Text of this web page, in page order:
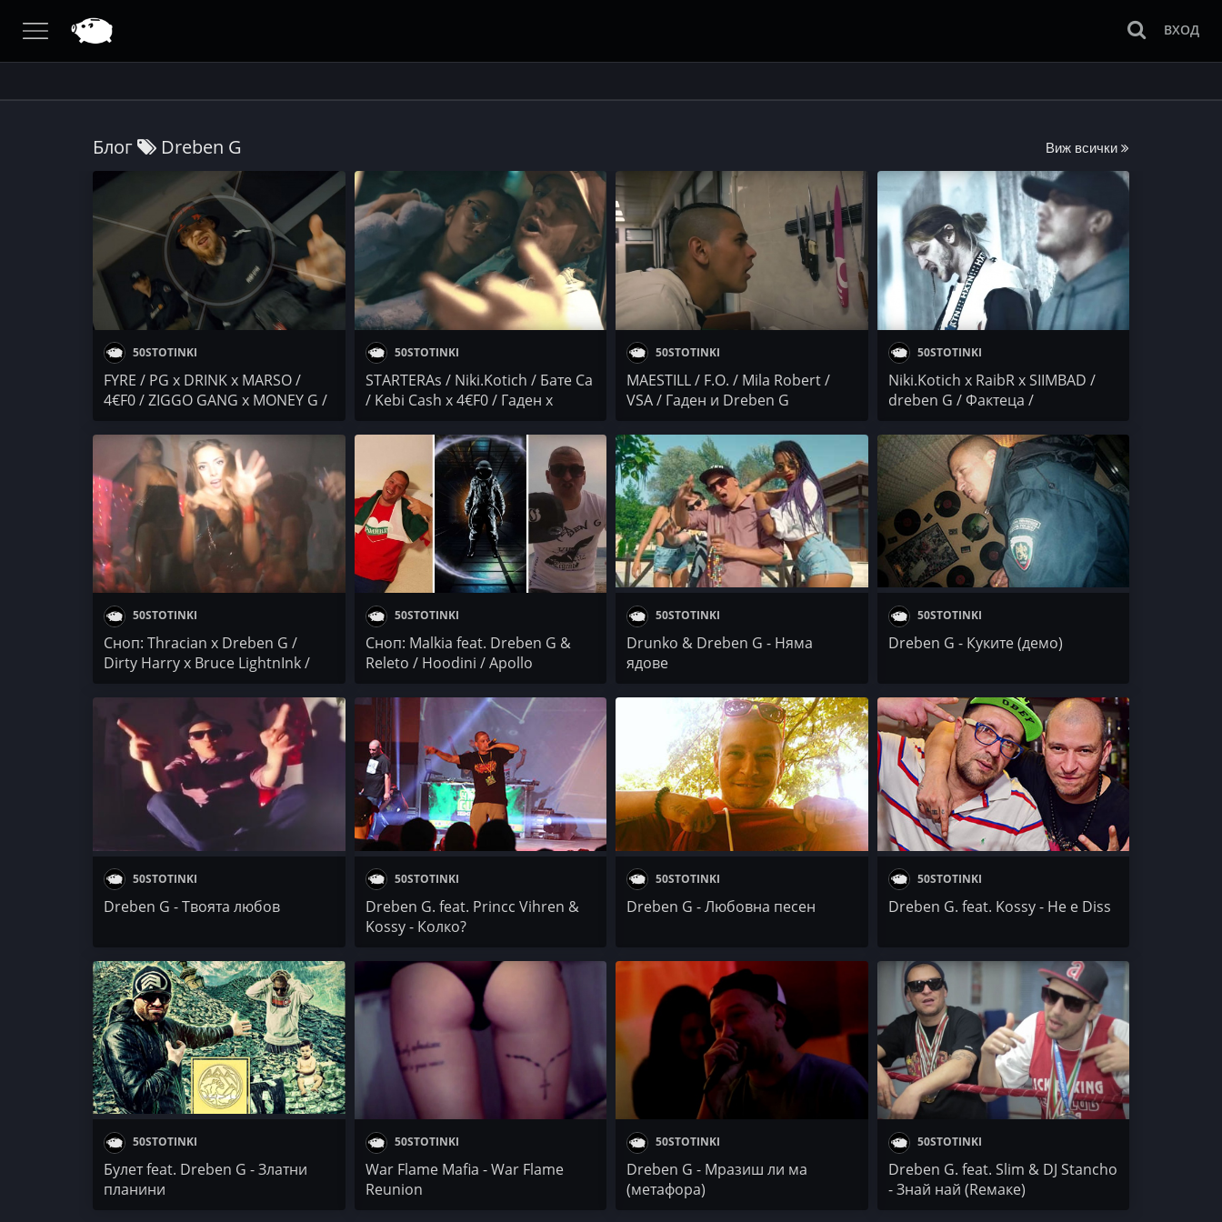
ВХОД
Блог Dreben G Виж всички
50STOTINKI
FYRE / PG x DRINK x MARSO /
4€F0 / ZIGGO GANG x MONEY G /
Da Bruno / Dreben G x Gama
Sound x Asq
50STOTINKI
STARTERAs / Niki.Kotich / Бате Са
/ Kebi Cash x 4€F0 / Гаден x
50STOTINKI
MAESTILL / F.O. / Mila Robert /
VSA / Гаден и Dreben G
50STOTINKI
Niki.Kotich x RaibR x SIIMBAD /
dreben G / Фактеца /
50STOTINKI
Сноп: Thracian x Dreben G /
Dirty Harry x Bruce LightnInk /
50STOTINKI
Сноп: Malkia fеаt. Dreben G &
Releto / Hoodini / Apollo
50STOTINKI
Drunko & Dreben G - Няма
ядове
50STOTINKI
Dreben G - Куките (демо)
50STOTINKI
Dreben G - Твоята любов
50STOTINKI
Dreben G. feat. Princc Vihren &
Kossy - Колко?
50STOTINKI
Dreben G - Любовна песен
50STOTINKI
Dreben G. feat. Kossy - Не е Diss
50STOTINKI
Булет feat. Dreben G - Златни
планини
50STOTINKI
War Flame Mafia - War Flame
Reunion
50STOTINKI
Dreben G - Мразиш ли ма
(метафора)
50STOTINKI
Dreben G. feat. Slim & DJ Stancho
- Знай най (Rемаке)